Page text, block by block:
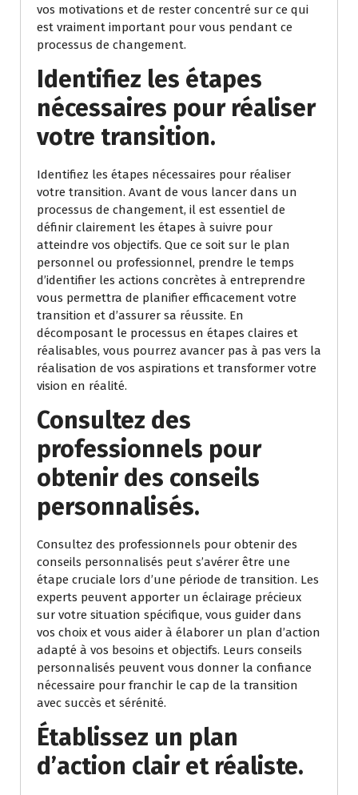
vos motivations et de rester concentré sur ce qui
est vraiment important pour vous pendant ce
processus de changement.
Identifiez les étapes
nécessaires pour réaliser
votre transition.
Identifiez les étapes nécessaires pour réaliser
votre transition. Avant de vous lancer dans un
processus de changement, il est essentiel de
définir clairement les étapes à suivre pour
atteindre vos objectifs. Que ce soit sur le plan
personnel ou professionnel, prendre le temps
d’identifier les actions concrètes à entreprendre
vous permettra de planifier efficacement votre
transition et d’assurer sa réussite. En
décomposant le processus en étapes claires et
réalisables, vous pourrez avancer pas à pas vers la
réalisation de vos aspirations et transformer votre
vision en réalité.
Consultez des
professionnels pour
obtenir des conseils
personnalisés.
Consultez des professionnels pour obtenir des
conseils personnalisés peut s’avérer être une
étape cruciale lors d’une période de transition. Les
experts peuvent apporter un éclairage précieux
sur votre situation spécifique, vous guider dans
vos choix et vous aider à élaborer un plan d’action
adapté à vos besoins et objectifs. Leurs conseils
personnalisés peuvent vous donner la confiance
nécessaire pour franchir le cap de la transition
avec succès et sérénité.
Établissez un plan
d’action clair et réaliste.